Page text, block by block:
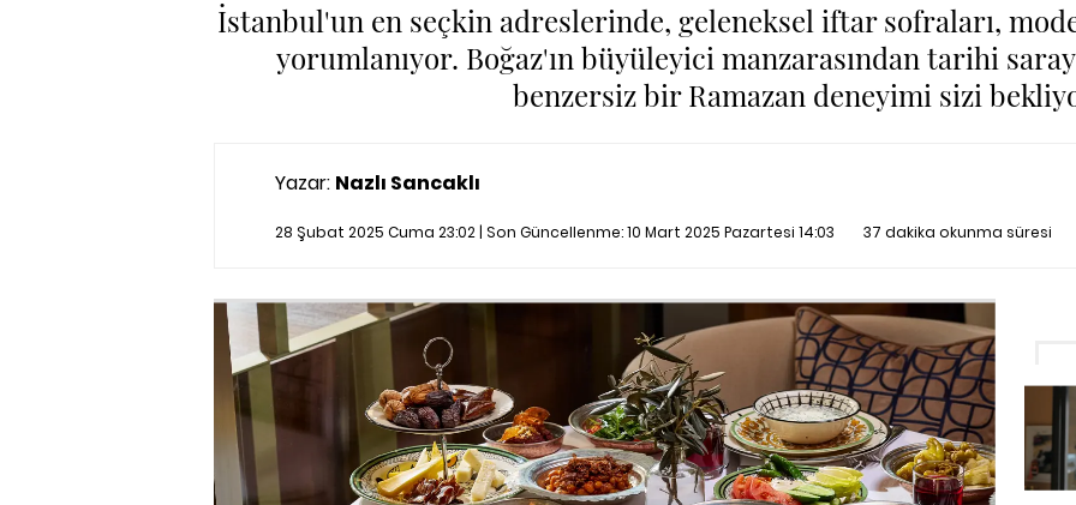
İstanbul'un en seçkin adreslerinde, geleneksel iftar sofraları,
yorumlanıyor. Boğaz'ın büyüleyici manzarasından tarihi
benzersiz bir Ramazan deneyimi sizi
Yazar: Nazlı Sancaklı
28 Şubat 2025 Cuma 23:02 | Son Güncellenme:10 Mart 2025 Pazartesi 14:03 37 dakika okunma süresi